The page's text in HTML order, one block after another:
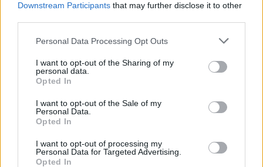
Downstream Participants that may further disclose it to other
Personal Data Processing Opt Outs
I want to opt-out of the Sharing of my
personal data.
Opted In
I want to opt-out of the Sale of my
Personal Data.
Opted In
I want to opt-out of processing my
Personal Data for Targeted Advertising.
Opted In